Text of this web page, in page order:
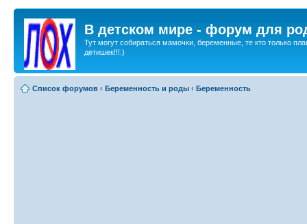
В детском мире - форум для
Тут могут собираться мамочки, беременные, те кто только
детишек!!!:)
Список форумов ‹ Беременность и роды ‹ Беременность